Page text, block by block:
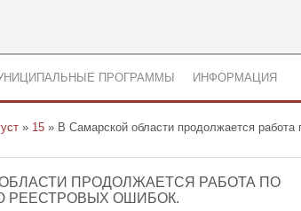
ПРОГРАММЫ ИНФОРМАЦИЯ
» 15 » В Самарской области продолжается работа
ПРОДОЛЖАЕТСЯ РАБОТА ПО
РЕЕСТРОВЫХ ОШИБОК.